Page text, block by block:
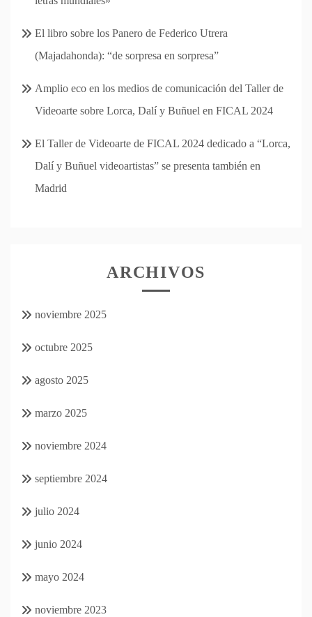
El libro sobre los Panero de Federico Utrera
(Majadahonda): “de sorpresa en sorpresa”
Amplio eco en los medios de comunicación del Taller de
Videoarte sobre Lorca, Dalí y Buñuel en FICAL 2024
El Taller de Videoarte de FICAL 2024 dedicado a “Lorca,
Dalí y Buñuel videoartistas” se presenta también en
Madrid
ARCHIVOS
noviembre 2025
octubre 2025
agosto 2025
marzo 2025
noviembre 2024
septiembre 2024
julio 2024
junio 2024
mayo 2024
noviembre 2023